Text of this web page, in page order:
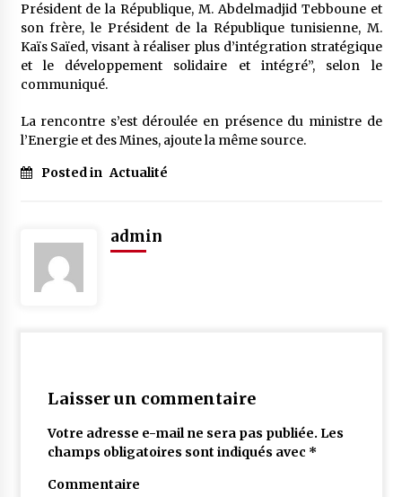
Tradition orale/ D’où viennent les contes et à
quoi servent-ils?
6 ans ago
Président de la République, M. Abdelmadjid Tebboune et
son frère, le Président de la République tunisienne, M.
Kaïs Saïed, visant à réaliser plus d’intégration stratégique
et le développement solidaire et intégré”, selon le
communiqué.
La rencontre s’est déroulée en présence du ministre de
l’Energie et des Mines, ajoute la même source.
Posted in Actualité
admin
Laisser un commentaire
Votre adresse e-mail ne sera pas publiée. Les
champs obligatoires sont indiqués avec *
Commentaire